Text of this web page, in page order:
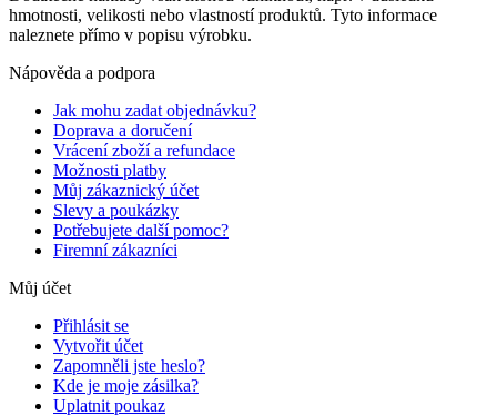
hmotnosti, velikosti nebo vlastností produktů. Tyto informace
naleznete přímo v popisu výrobku.
Nápověda a podpora
Jak mohu zadat objednávku?
Doprava a doručení
Vrácení zboží a refundace
Možnosti platby
Můj zákaznický účet
Slevy a poukázky
Potřebujete další pomoc?
Firemní zákazníci
Můj účet
Přihlásit se
Vytvořit účet
Zapomněli jste heslo?
Kde je moje zásilka?
Uplatnit poukaz